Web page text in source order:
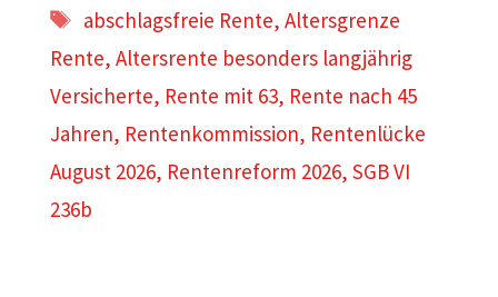
Schlagwörter
abschlagsfreie Rente,Altersgrenze
Rente, Altersrente besonders langjährig
Versicherte, Rente mit 63, Rente nach 45
Jahren, Rentenkommission, Rentenlücke
August 2026, Rentenreform 2026, SGB VI
236b